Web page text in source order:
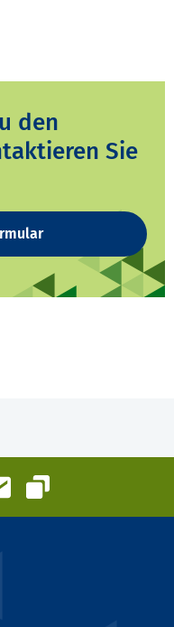
den
Sie
E-Mail
Link kopieren